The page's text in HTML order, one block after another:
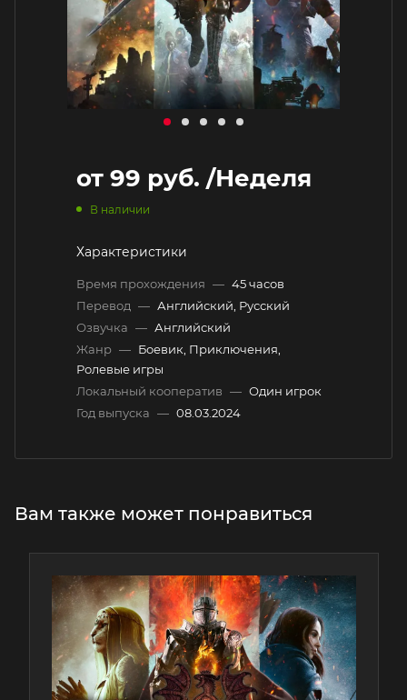
от 99 руб. /Неделя
В наличии
Характеристики
Время прохождения — 45 часов
Перевод — Английский, Русский
Озвучка — Английский
Жанр — Боевик, Приключения,
Ролевые игры
Локальный кооператив — Один игрок
Год выпуска — 08.03.2024
Вам также может понравиться